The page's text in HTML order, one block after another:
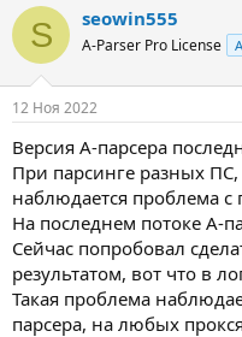
т
о
т
е
м
ы
т
н
а
л
S seowin555
A-Parser Pro License
12 Ноя 2022
Версия А-парсера
При парсинге разных ПС,
наблюдается проблема
На последнем потоке А-
Сейчас попробовал
результатом, вот что в
Такая проблема
парсера, на любых